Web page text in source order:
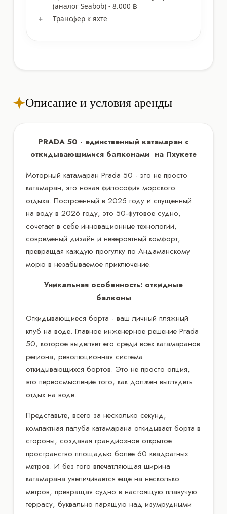
(аналог Seabob) - 8.000 ฿
Трансфер к яхте
Описание и условия аренды
PRADA 50 - единственный катамаран с
откидывающимися балконами на Пхукете
Моторный катамаран Prada 50 - это не просто
катамаран, это новая философия морского
отдыха. Построенный в 2025 году и спущенный
на воду в 2026 году, это 50-футовое судно,
сочетает в себе инновационные технологии,
современый дизайн и невероятный комфорт,
превращая каждую прогулку по Андаманскому
морю в незабываемое приключение.
Уникальная особенность: откидные
балконы
Откидывающиеся борта - ваш личный пляжный
клуб на воде. Главное инженерное решение Prada
50, которое выделяет его среди всех катамаранов
региона, революционная система
откидывающихся бортов. Это не просто опция,
это переосмысление того, как должен выглядеть
отдых на воде.
Представьте, всего за несколько секунд,
компактная палуба катамарана откидывает борта в
стороны, создавая грандиозное открытое
пространство площадью более 60 квадратных
метров. И без того впечатляющая ширина
катамарана увеличивается еще на несколько
метров, превращая судно в настоящую плавучую
террасу, буквально парящую над изумрудными